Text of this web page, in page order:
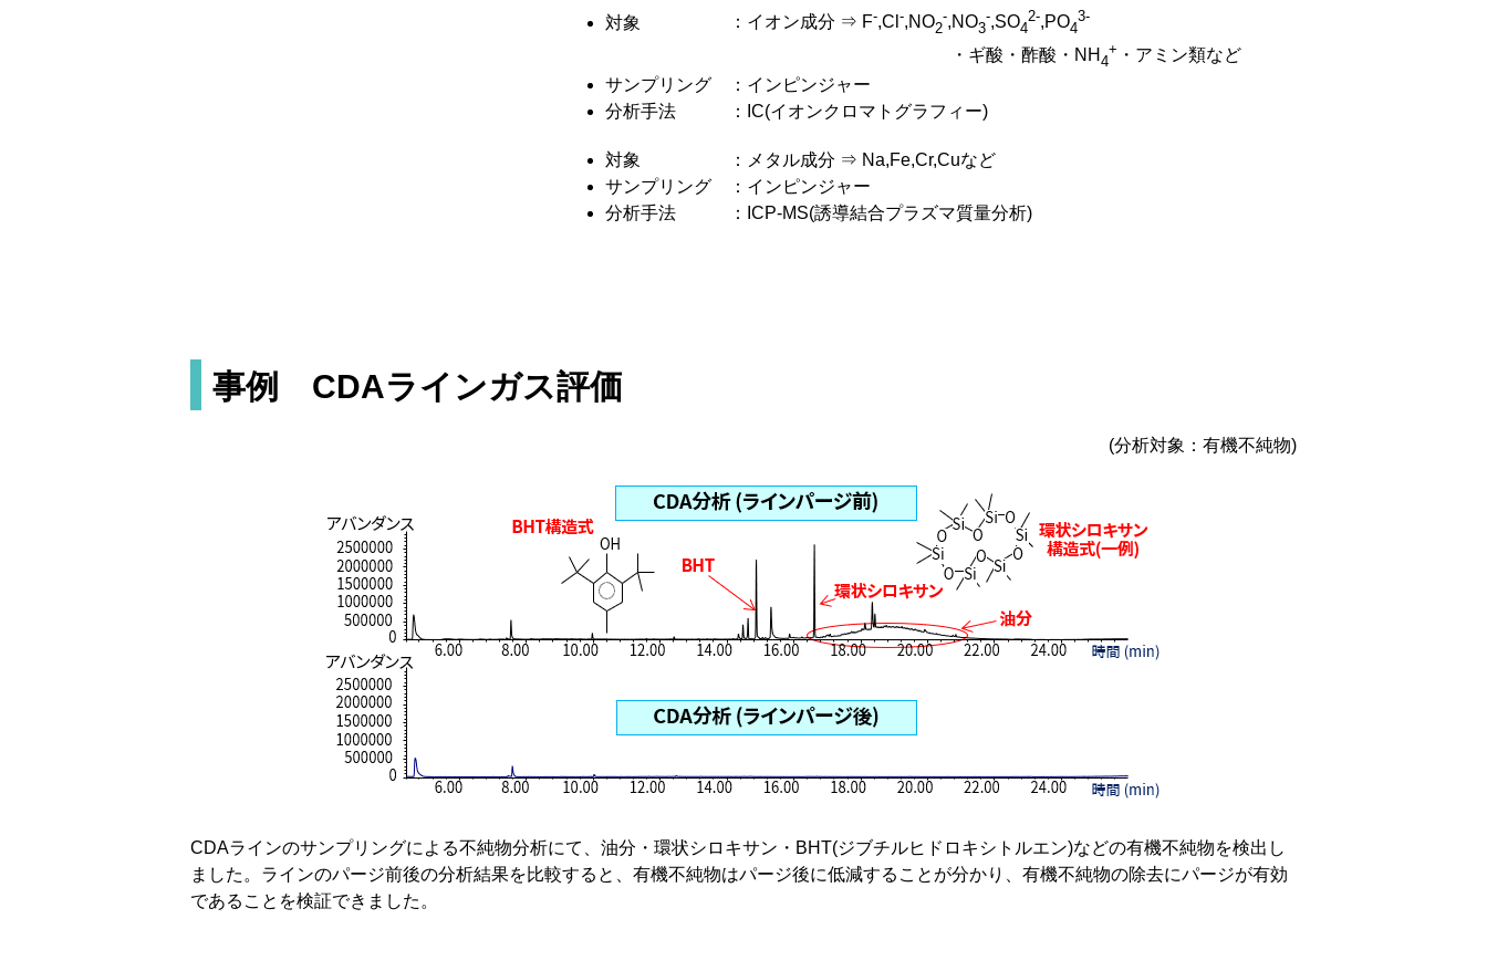
対象 ：イオン成分 ⇒ F-,Cl-,NO2
-,NO3
-,SO4
2-,PO4
3-
・ギ酸・酢酸・NH 4
+ ・アミン類など
サンプリング
：インピンジャー
分析手法
：IC(イオンクロマトグラフィー)
対象
：メタル成分 ⇒ Na,Fe,Cr,Cuなど
サンプリング
：インピンジャー
分析手法
：ICP-MS(誘導結合プラズマ質量分析)
事例 CDAラインガス評価
(分析対象：有機不純物)
CDAラインのサンプリングによる不純物分析にて、油分・環状シロキサン・BHT(ジブチルヒドロキシトルエン)などの有機不純物を検出し
ました。ラインのパージ前後の分析結果を比較すると、有機不純物はパージ後に低減することが分かり、有機不純物の除去にパージが有効
であることを検証できました。